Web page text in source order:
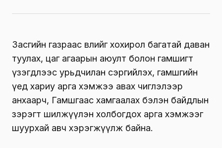
Засгийн газраас өвлийг хохирол багатай даван
туулах, цаг агаарын аюулт болон гамшигт
үзэгдлээс урьдчилан сэргийлэх, гамшгийн
үед хариу арга хэмжээ авах чиглэлээр
анхаарч, Гамшгаас хамгаалах бэлэн байдлын
зэрэгт шилжүүлэн холбогдох арга хэмжээг
шуурхай авч хэрэгжүүлж байна.